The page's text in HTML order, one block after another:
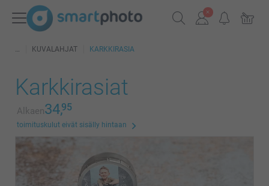
KUVALAHJAT KARKKIRASIA
Karkkirasiat
Alkaen34,95
toimituskulut eivät sisälly hintaan